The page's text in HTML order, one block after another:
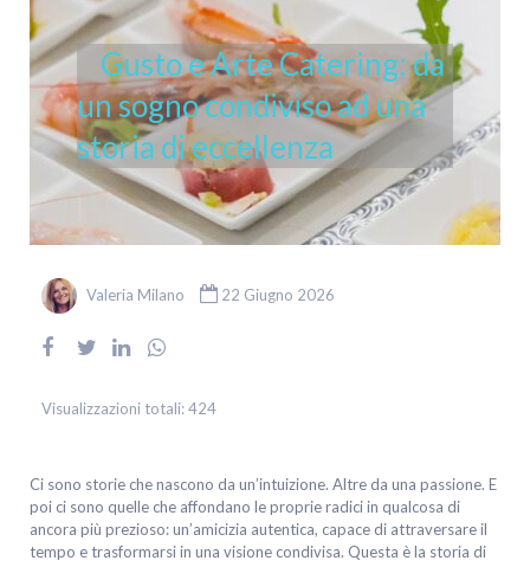
Gusto e Arte Catering: da
un sogno condiviso ad una
storia di eccellenza
Valeria Milano 22 Giugno 2026
Visualizzazioni totali:424
Ci sono storie che nascono da un’intuizione. Altre da una passione. E
poi ci sono quelle che affondano le proprie radici in qualcosa di
ancora più prezioso: un’amicizia autentica, capace di attraversare il
tempo e trasformarsi in una visione condivisa. Questa è la storia di